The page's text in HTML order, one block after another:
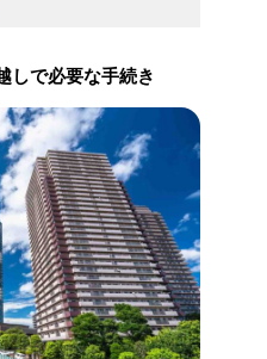
しで必要な手続き